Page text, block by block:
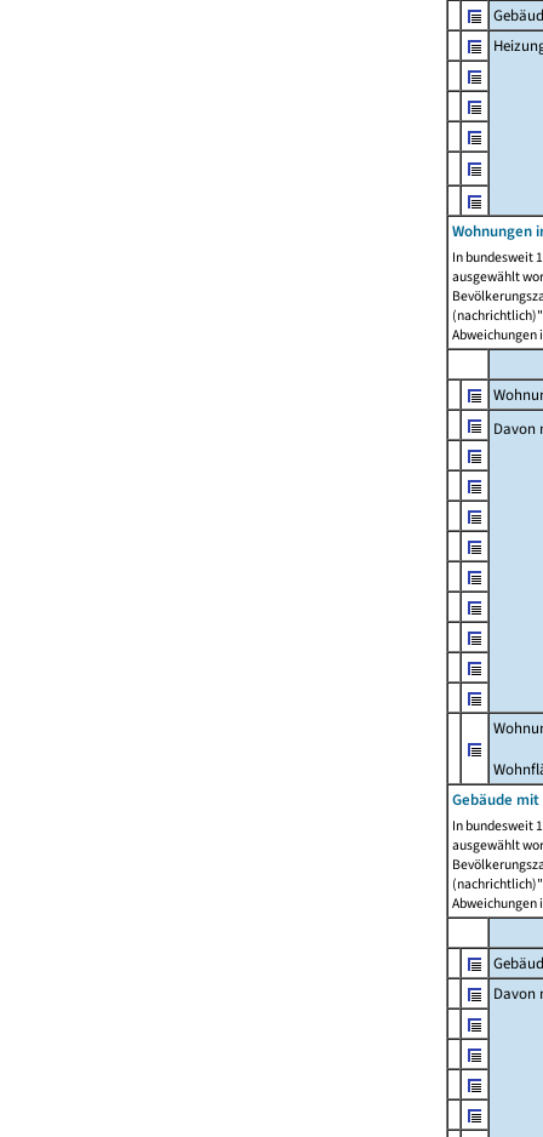
Wohnungen
In bundesweit
ausgewählt
Abweichungen
Davon
Gebäude
In bundesweit
ausgewählt
Abweichungen
Davon